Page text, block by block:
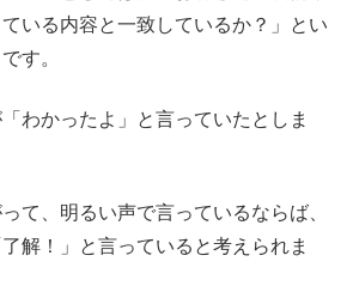
いる内容と一致しているか？」とい
す。
わかったよ」と言っていたとしま
て、明るい声で言っているならば、
解！」と言っていると考えられま